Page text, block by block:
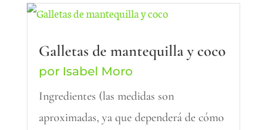
Galletas de mantequilla y coco
por Isabel Moro
Ingredientes (las medidas son
aproximadas, ya que dependerá de cómo